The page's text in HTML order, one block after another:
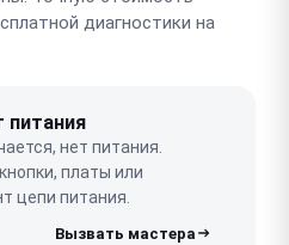
диагностики на
питания
нет питания.
платы или
цепи питания.